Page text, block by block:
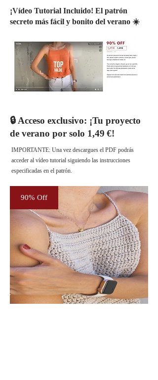
¡Vídeo Tutorial Incluido! El patrón
secreto más fácil y bonito del verano ☀️
🔒 Acceso exclusivo: ¡Tu proyecto
de verano por solo 1,49 €!
IMPORTANTE: Una vez descargues el PDF podrás
acceder al vídeo tutorial siguiendo las instrucciones
especificadas en el patrón.
90% Off